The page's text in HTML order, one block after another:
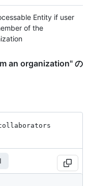
Entity if user
of the
an organization" の